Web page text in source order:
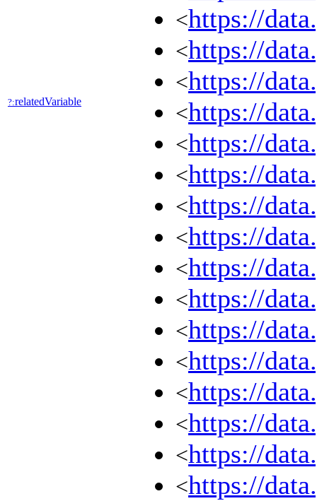
?:relatedVariable
<https://
<https://
<https://
<https://
<https://
<https://
<https://
<https://
<https://
<https://
<https://
<https://
<https://
<https://
<https://
<https://